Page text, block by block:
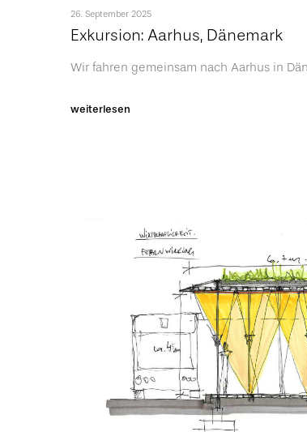
26. September 2025
Exkursion: Aarhus, Dänemark
Wir fahren gemeinsam nach Aarhus in
weiterlesen